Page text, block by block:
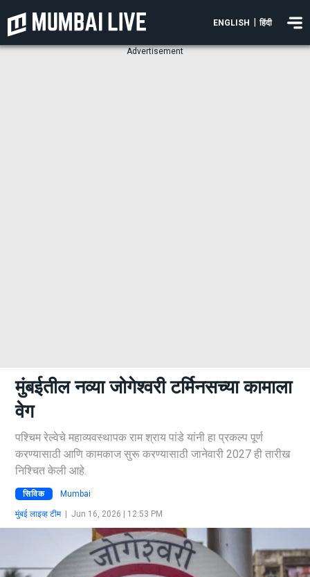
ENGLISH हिंदी
Advertisement
मुंबईतील नव्या जोगेश्वरी टर्मिनसच्या कामाला
वेग
पश्चिम रेल्वेचे महाव्यवस्थापक राम श्राय पांडे यांनी हा प्रकल्प पूर्ण
करण्यासाठी आणि कामकाज सुरू करण्यासाठी जानेवारी 2027 ही तारीख
निश्चित केली आहे.
सिविक Mumbai
मुंबई लाइव्ह टीम| Jun 16, 2026 | 12:53 PM